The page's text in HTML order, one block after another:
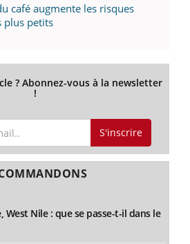
café augmente les risques
plus petits
? Abonnez-vous à la newsletter
!
S'inscrire
West Nile : que se passe-t-il dans le